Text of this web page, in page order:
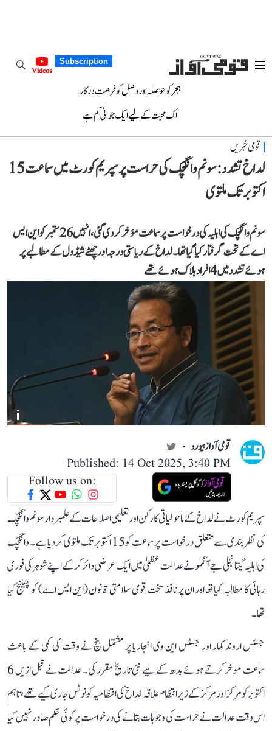
Subscription
Videos
ہجر کو حوصلہ اور وصل کو فرصت درکار
اک محبت کے لیے ایک جوانی کم ہے
قومی خبریں
لداخ تشدد: سونم وانگچک کی حراست پر سپریم کورٹ میں سماعت 15
اکتوبر تک ملتوی
سونم وانگچک کی اہلیہ کی درخواست پر سماعت مؤخر کر دی گئی، انہیں 26 ستمبر کو این ایس
اے کے تحت گرفتار کیا گیا تھا۔ لداخ کے ریاستی درجہ اور چھٹے شیڈول کے مطالبے پر
ہوئے تشدد میں 4 افراد ہلاک ہوئے تھے
i
قومی آواز بیورو
Published: 14 Oct 2025, 3:40 PM
Follow us on:
سپریم کورٹ نے لداخ کے ماحولیاتی کارکن اور تعلیمی اصلاحات کے علمبردار سونم وانگچک
کی نظربندی سے متعلق درخواست پر سماعت کو 15 اکتوبر تک ملتوی کر دیا ہے۔ وانگچک
کی اہلیہ گیتانجلی جے آنگمو نے عدالت عظمیٰ میں ایک عرضی دائر کر کے اپنے شوہر کی فوری
رہائی کا مطالبہ کیا تھا اور ان پر نافذ سخت قومی سلامتی قانون (این ایس اے) کو چیلنج کیا
تھا۔
جسٹس اروند کمار اور جسٹس این وی انجاریا پر مشتمل بنچ نے وقت کی کمی کے باعث
سماعت موخر کرتے ہوئے بدھ کے لیے نئی تاریخ مقرر کی۔ عدالت نے قبل ازیں 6
اکتوبر کو مرکز اور مرکز کے زیر انتظام علاقہ لداخ کی انتظامیہ کو نوٹس جاری کیے تھے، تاہم
اس وقت عدالت نے حراست کی وجوہات بتانے کی درخواست پر کوئی حکم صادر نہیں کیا